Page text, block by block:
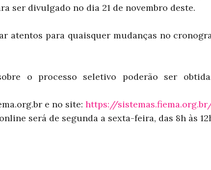
ser divulgado no dia 21 de novembro deste.
atentos para quaisquer mudanças no
o processo seletivo poderão ser
e no site: https://
será de segunda a sexta-feira, das 8h às 12h